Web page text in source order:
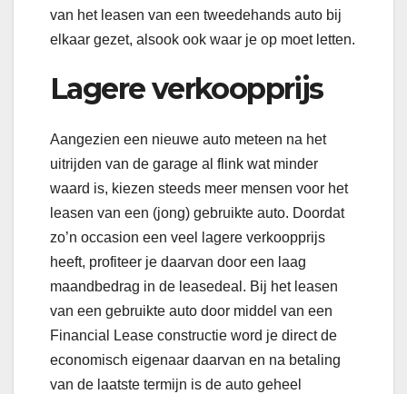
van het leasen van een tweedehands auto bij
elkaar gezet, alsook ook waar je op moet letten.
Lagere verkoopprijs
Aangezien een nieuwe auto meteen na het
uitrijden van de garage al flink wat minder
waard is, kiezen steeds meer mensen voor het
leasen van een (jong) gebruikte auto. Doordat
zo’n occasion een veel lagere verkoopprijs
heeft, profiteer je daarvan door een laag
maandbedrag in de leasedeal. Bij het leasen
van een gebruikte auto door middel van een
Financial Lease constructie word je direct de
economisch eigenaar daarvan en na betaling
van de laatste termijn is de auto geheel